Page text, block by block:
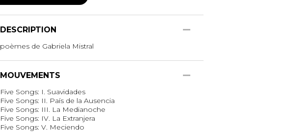
DESCRIPTION
poèmes de Gabriela Mistral
MOUVEMENTS
Five Songs: I. Suavidades
Five Songs: II. País de la Ausencia
Five Songs: III. La Medianoche
Five Songs: IV. La Extranjera
Five Songs: V. Meciendo